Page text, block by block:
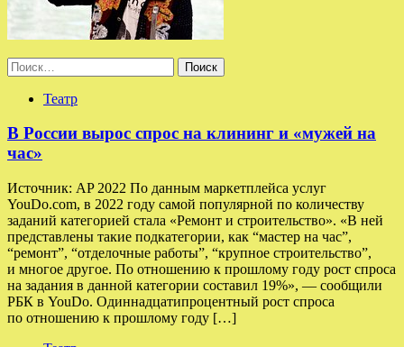
Найти:
Театр
В России вырос спрос на клининг и «мужей на
час»
Источник: AP 2022 По данным маркетплейса услуг
YouDo.com, в 2022 году самой популярной по количеству
заданий категорией стала «Ремонт и строительство». «В ней
представлены такие подкатегории, как “мастер на час”,
“ремонт”, “отделочные работы”, “крупное строительство”,
и многое другое. По отношению к прошлому году рост спроса
на задания в данной категории составил 19%», — сообщили
РБК в YouDo. Одиннадцатипроцентный рост спроса
по отношению к прошлому году […]